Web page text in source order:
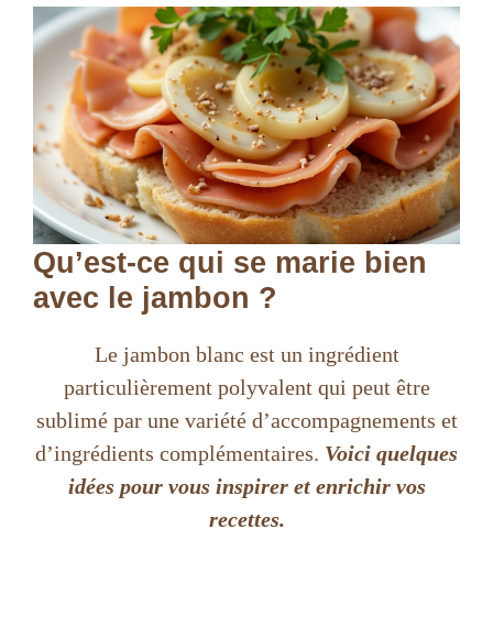
Qu’est-ce qui se marie bien
avec le jambon ?
Le jambon blanc est un ingrédient
particulièrement polyvalent qui peut être
sublimé par une variété d’accompagnements et
d’ingrédients complémentaires. Voici quelques
idées pour vous inspirer et enrichir vos
recettes.